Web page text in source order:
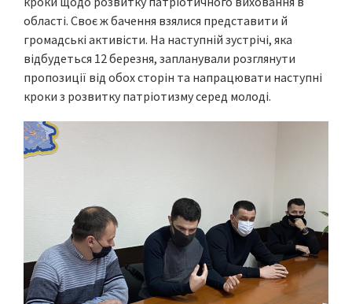
області. Своє ж бачення взялися представити й
громадські активісти. На наступній зустрічі, яка
відбудеться 12 березня, запланували розглянути
пропозиції від обох сторін та напрацювати наступні
кроки з розвитку патріотизму серед молоді.